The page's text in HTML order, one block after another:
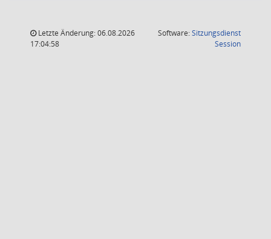
Letzte Änderung: 06.08.2026
17:04:58
Software:Sitzungsdienst
Session(Wird in